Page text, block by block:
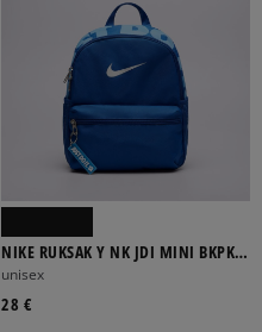
JORDAN
MODRÁ TMAVOMODRÁ
NIKE RUKSAK Y NK JDI MINI BKPK
2.0 V2
unisex
28 €